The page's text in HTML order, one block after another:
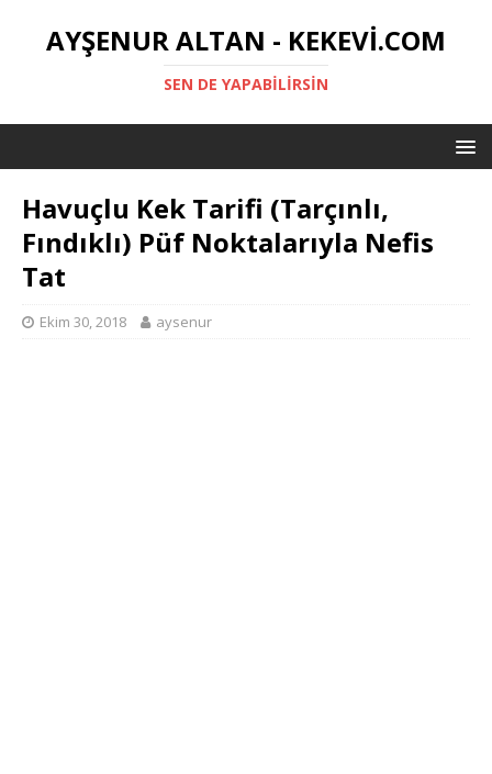
AYŞENUR ALTAN - KEKEVI.COM
SEN DE YAPABILIRSIN
Havuçlu Kek Tarifi (Tarçınlı,
Fındıklı) Püf Noktalarıyla Nefis
Tat
Ekim 30, 2018 aysenur